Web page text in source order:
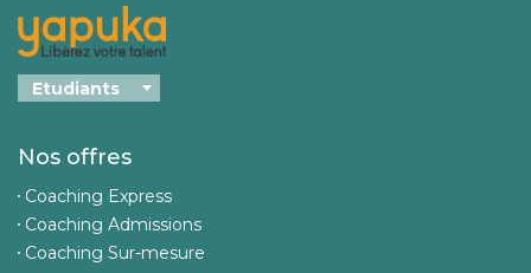
Nos offres
Coaching Express
Coaching Admissions
Coaching Sur-mesure